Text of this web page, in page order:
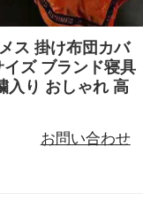
ス 掛け布団カバ
ズ ブランド寝具
入り おしゃれ 高
お問い合わせ